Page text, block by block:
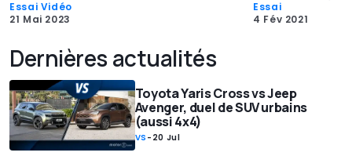
Essai Vidéo
21 Mai 2023
Essai
4 Fév 2021
Dernières actualités
Toyota Yaris Cross vs Jeep
Avenger, duel de SUV urbains
(aussi 4x4)
VS - 20 Jul